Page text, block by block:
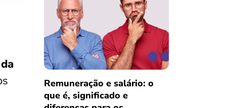
Remuneração e salário: o
que é, significado e